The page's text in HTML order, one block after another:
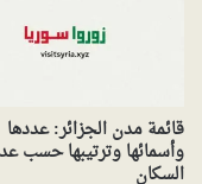
قائمة مدن الجزائر: عددها
وأسمائها وترتيبها حسب
السكان